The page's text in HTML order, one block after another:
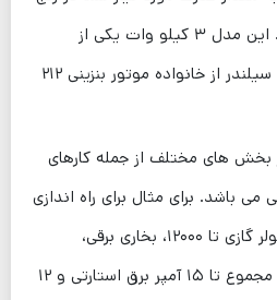
های مختلف موجود میباشد. این مدل ۳ کیلو وات یکی از
قویترین موتور برق های تک سیلندر از خانواده موتور بنزینی ۲۱۲
بخش های مختلف از جمله کارهای
باشد. برای مثال برای راه اندازی
دستگاه اینورتر جوشکاری ، کولر گازی تا ۱۲۰۰۰، بخاری برقی،
الکتروموتور تا ۳ اسب و در مجموع تا ۱۵ آمپر برق استارتی و ۱۲